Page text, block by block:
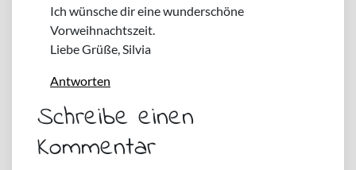
Ich wünsche dir eine wunderschöne
Vorweihnachtszeit.
Liebe Grüße, Silvia
Antworten
Schreibe einen
Kommentar